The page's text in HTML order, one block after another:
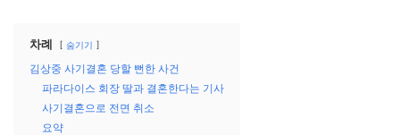
차례 숨기기
김상중 사기결혼 당할 뻔한 사건
파라다이스 회장 딸과 결혼한다는 기사
사기결혼으로 전면 취소
요약